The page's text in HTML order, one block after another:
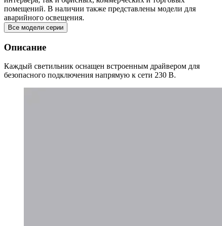
помещений. В наличии также представлены модели для
аварийного освещения.
Все модели серии
Описание
Каждый светильник оснащен встроенным драйвером для
безопасного подключения напрямую к сети 230 В.